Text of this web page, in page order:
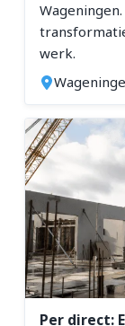
werk.
Per direct: